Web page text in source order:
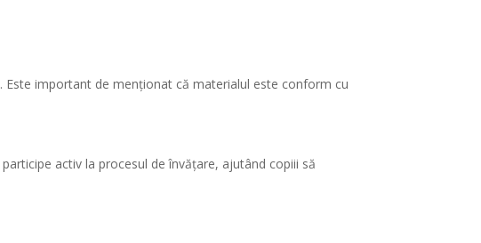
Este important de menționat că materialul este conform cu
activ la procesul de învățare, ajutând copiii să